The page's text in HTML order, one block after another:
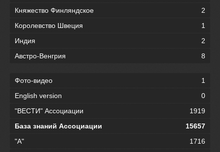
Княжество Финляндское
2
Королевство Швеция
1
Индия
2
Австро-Венгрия
8
Фото-видео
1
English version
0
"ВЕСТИ" Ассоциации
1919
База знаний Ассоциации
15657
"А"
1716